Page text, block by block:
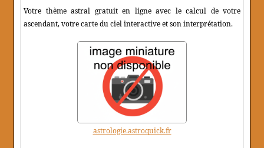
Votre thème astral gratuit en ligne avec le calcul de votre
ascendant, votre carte du ciel interactive et son interprétation.
astrologie.astroquick.fr